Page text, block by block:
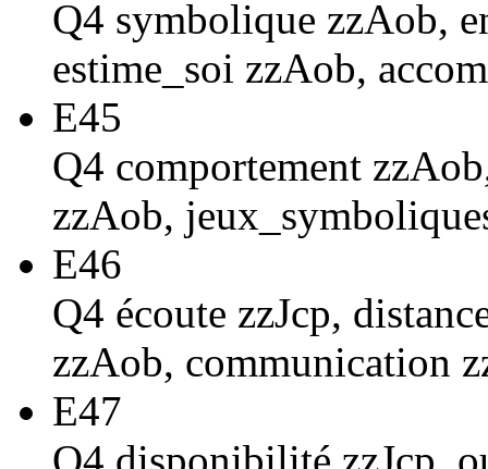
Q4 symbolique zzAob,
estime_soi zzAob,
E45
Q4 comportement
zzAob,
E46
Q4 écoute zzJcp,
zzAob, communication
E47
Q4 disponibilité zzJcp,